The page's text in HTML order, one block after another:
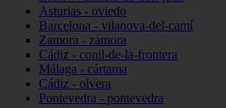
Asturias - oviedo
Barcelona - vilanova-del-camí
Zamora - zamora
Cádiz - conil-de-la-frontera
Málaga - cártama
Cádiz - olvera
Pontevedra - pontevedra